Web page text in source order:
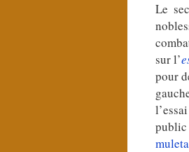
Le
sur l’
pour
public
muleta